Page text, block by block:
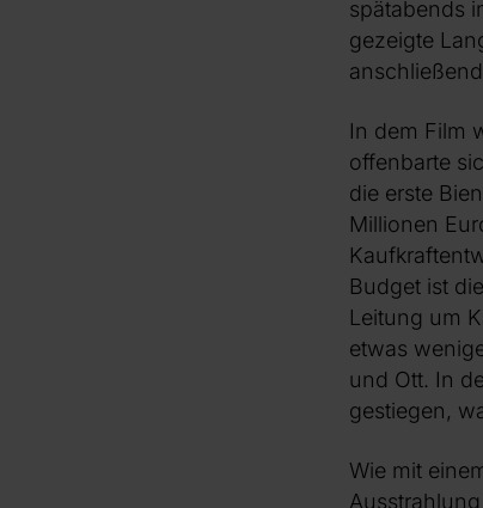
spätabends
gezeigte
In dem Film
offenbarte
die erste
Millionen
Budget ist
Leitung um
etwas
und Ott. In
gestiegen,
Wie mit